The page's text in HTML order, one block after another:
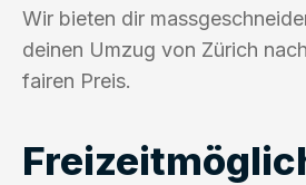
Wir bieten dir
deinen Umzug von Zürich
fairen Preis.